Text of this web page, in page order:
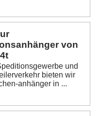
von
und
bieten wir
anhänger in ...